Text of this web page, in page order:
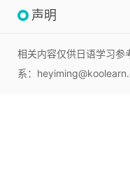
声明
相关内容仅供日语学习参
系：